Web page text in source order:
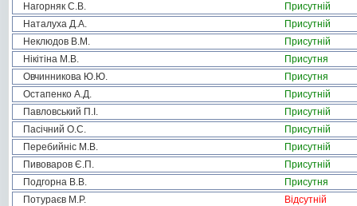
Нагорняк С.В.
Присутній
Наталуха Д.А.
Присутній
Неклюдов В.М.
Присутній
Нікітіна М.В.
Присутня
Овчинникова Ю.Ю.
Присутня
Остапенко А.Д.
Присутній
Павловський П.І.
Присутній
Пасічний О.С.
Присутній
Перебийніс М.В.
Присутній
Пивоваров Є.П.
Присутній
Подгорна В.В.
Присутня
Потураєв М.Р.
Відсутній